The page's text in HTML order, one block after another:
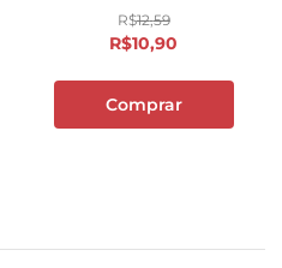
R$12,59
R$10,90
Comprar